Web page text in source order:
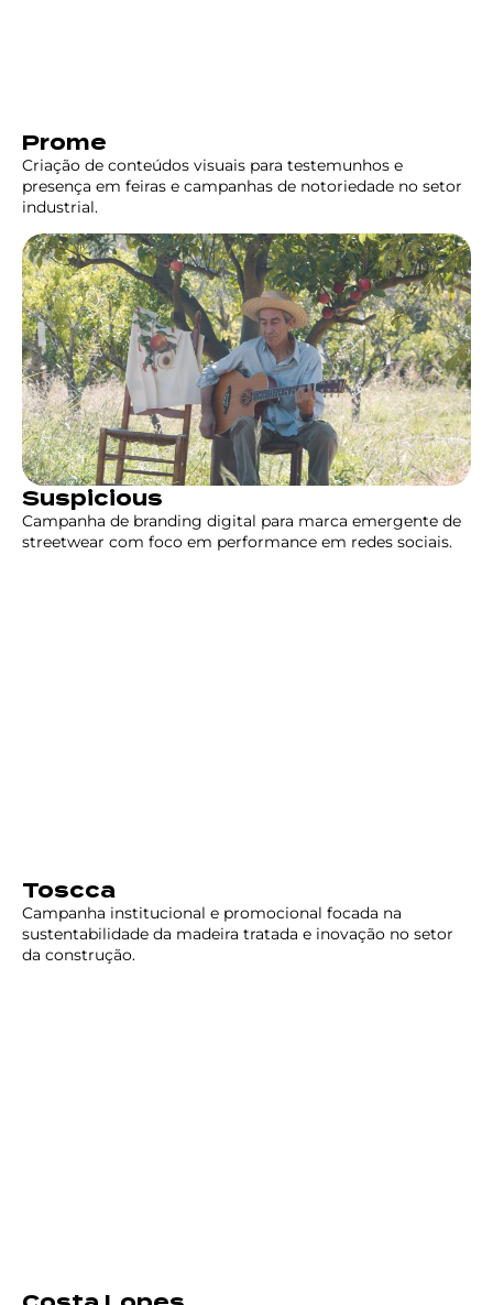
Prome
Criação de conteúdos visuais para testemunhos e
presença em feiras e campanhas de notoriedade no setor
industrial.
Suspicious
Campanha de branding digital para marca emergente de
streetwear com foco em performance em redes sociais.
Toscca
Campanha institucional e promocional focada na
sustentabilidade da madeira tratada e inovação no setor
da construção.